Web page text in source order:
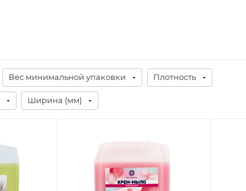
Вес минимальной упаковки Плотность
Ширина (мм)